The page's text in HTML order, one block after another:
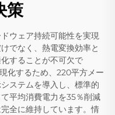
策
ウェア持続可能性を実現
でなく、熱電変換効率と
することが不可欠で
化するため、220平方メー
ステムを導入し、標準的
平均消費電力を35％削減
全に維持しています。情